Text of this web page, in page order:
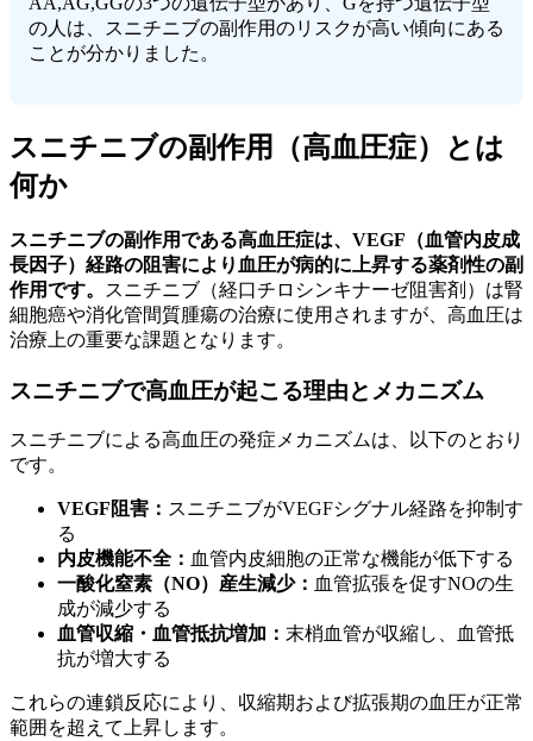
の人は、スニチニブの副作用のリスクが高い傾向にある
ことが分かりました。
スニチニブの副作用（高血圧症）とは
何か
スニチニブの副作用である高血圧症は、VEGF（血管内皮成
長因子）経路の阻害により血圧が病的に上昇する薬剤性の副
作用です。
スニチニブ（経口チロシンキナーゼ阻害剤）は腎
細胞癌や消化管間質腫瘍の治療に使用されますが、高血圧は
治療上の重要な課題となります。
スニチニブで高血圧が起こる理由とメカニズム
スニチニブによる高血圧の発症メカニズムは、以下のとおり
です。
VEGF阻害： スニチニブがVEGFシグナル経路を抑制す
る
内皮機能不全： 血管内皮細胞の正常な機能が低下する
一酸化窒素（NO）産生減少： 血管拡張を促すNOの生
成が減少する
血管収縮・血管抵抗増加： 末梢血管が収縮し、血管抵
抗が増大する
これらの連鎖反応により、収縮期および拡張期の血圧が正常
範囲を超えて上昇します。